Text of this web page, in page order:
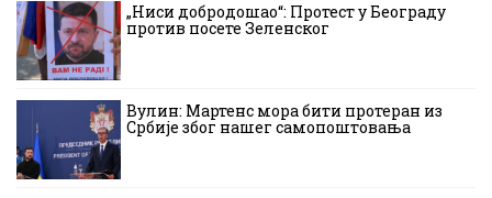
„Ниси добродошао“: Протест у Београду
против посете Зеленског
Вулин: Мартенс мора бити протеран из
Србије због нашег самопоштовања